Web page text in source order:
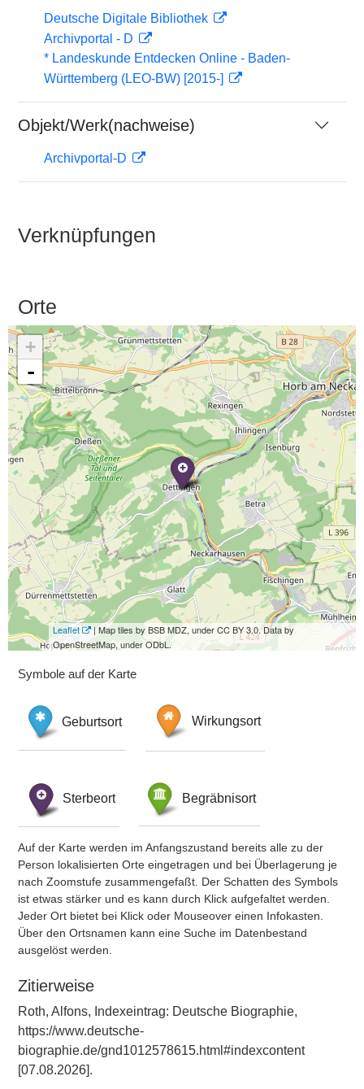
Deutsche Digitale Bibliothek
Archivportal - D
* Landeskunde Entdecken Online - Baden-
Württemberg (LEO-BW) [2015-]
Objekt/Werk(nachweise)
Archivportal-D
Verknüpfungen
Orte
+
-
Leaflet
| Map tiles by BSB MDZ, under CC BY 3.0. Data by
OpenStreetMap, under ODbL.
Symbole auf der Karte
Geburtsort Wirkungsort
Sterbeort Begräbnisort
Auf der Karte werden im Anfangszustand bereits alle zu der
Person lokalisierten Orte eingetragen und bei Überlagerung je
nach Zoomstufe zusammengefaßt. Der Schatten des Symbols
ist etwas stärker und es kann durch Klick aufgefaltet werden.
Jeder Ort bietet bei Klick oder Mouseover einen Infokasten.
Über den Ortsnamen kann eine Suche im Datenbestand
ausgelöst werden.
Zitierweise
Roth, Alfons, Indexeintrag: Deutsche Biographie,
https://www.deutsche-
biographie.de/gnd1012578615.html#indexcontent
[07.08.2026].